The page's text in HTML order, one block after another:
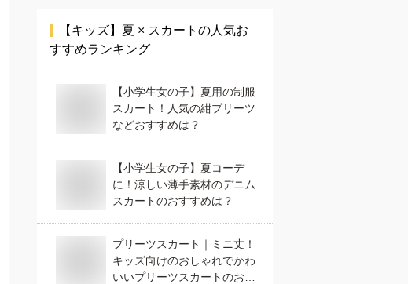
【キッズ】 夏 × スカート の人気お
すすめランキング
【小学生女の子】夏用の制服
スカート！人気の紺プリーツ
などおすすめは？
【小学生女の子】夏コーデ
に！涼しい薄手素材のデニム
スカートのおすすめは？
プリーツスカート｜ミニ丈！
キッズ向けのおしゃれでかわ
いいプリーツスカートのおす